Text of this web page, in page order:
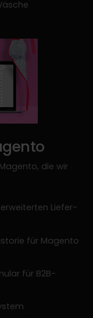
die wir
Liefer-
für Magento
für B2B-